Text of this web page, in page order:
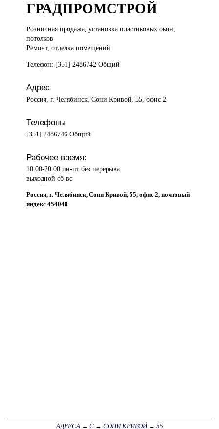
ГРАДПРОМСТРОЙ
Розничная продажа,установка пластиковых окон,
потолков
Ремонт, отделка помещений
Телефон: [351] 2486742 Общий
Адрес
Россия, г. Челябинск, Сони Кривой, 55, офис 2
Телефоны
[351] 2486746 Общий
Рабочее время:
10.00-20.00 пн-пт без перерыва
выходной сб-вс
Россия, г. Челябинск, Сони Кривой, 55, офис 2, почтовый
индекс 454048
АДРЕСА→ С→ СОНИ КРИВОЙ→ 55